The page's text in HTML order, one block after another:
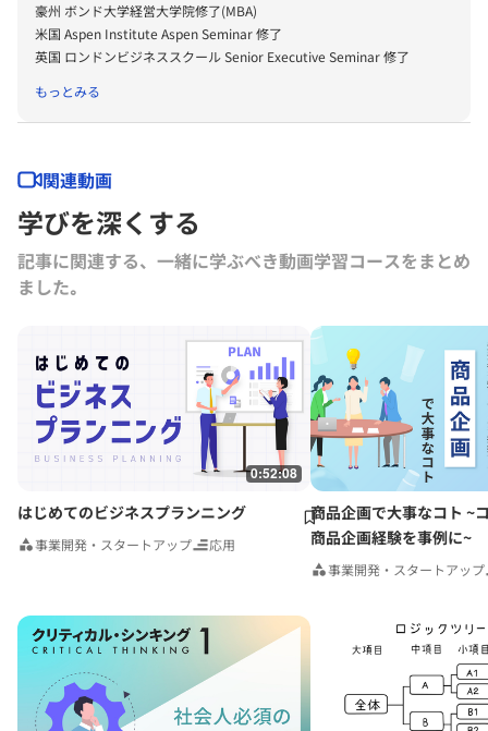
豪州 ボンド大学経営大学院修了(MBA)
米国 Aspen Institute Aspen Seminar 修了
英国 ロンドンビジネススクール Senior Executive Seminar 修了
もっとみる
関連動画
学びを深くする
記事に関連する、一緒に学ぶべき動画学習コースをまとめ
ました｡
0:52:08
はじめてのビジネスプランニング
事業開発・スタートアップ 応用
商品企画で大事なコト ~
商品企画経験を事例に~
事業開発・スタートアップ